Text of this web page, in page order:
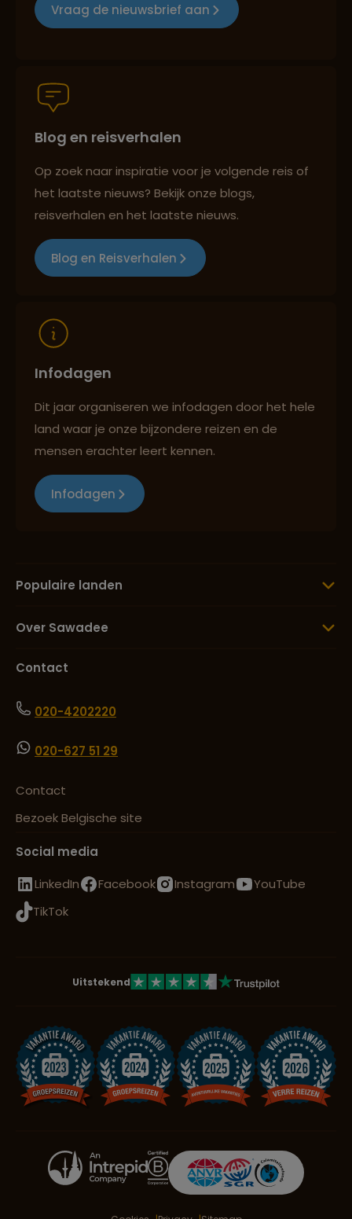
Persoonlijk en deskundig reisadvies
Best beoordeelde reisroutes
Vraag de nieuwsbrief aan
Blog en reisverhalen
Op zoek naar inspiratie voor je volgende reis of
het laatste nieuws? Bekijk onze blogs,
reisverhalen en het laatste nieuws.
Blog en Reisverhalen
Infodagen
Dit jaar organiseren we infodagen door het hele
land waar je onze bijzondere reizen en de
mensen erachter leert kennen.
Infodagen
Populaire landen
Over Sawadee
Contact
020-4202220
020-627 51 29
Contact
Bezoek Belgische site
Social media
LinkedIn
Facebook Instagram
YouTube
TikTok
Uitstekend